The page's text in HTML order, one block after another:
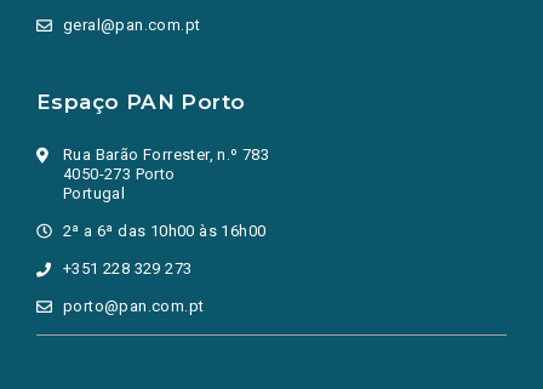
geral@pan.com.pt
Espaço PAN Porto
Rua Barão Forrester, n.º 783
4050-273 Porto
Portugal
2ª a 6ª das 10h00 às 16h00
+351 228 329 273
porto@pan.com.pt